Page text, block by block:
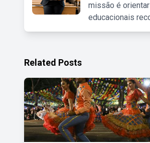
missão é
educacionais
Related Posts